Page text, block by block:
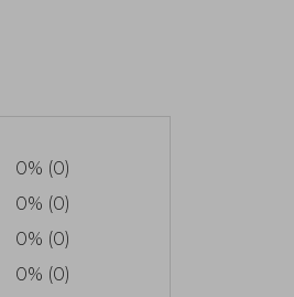
0% (0)
0% (0)
0% (0)
0% (0)